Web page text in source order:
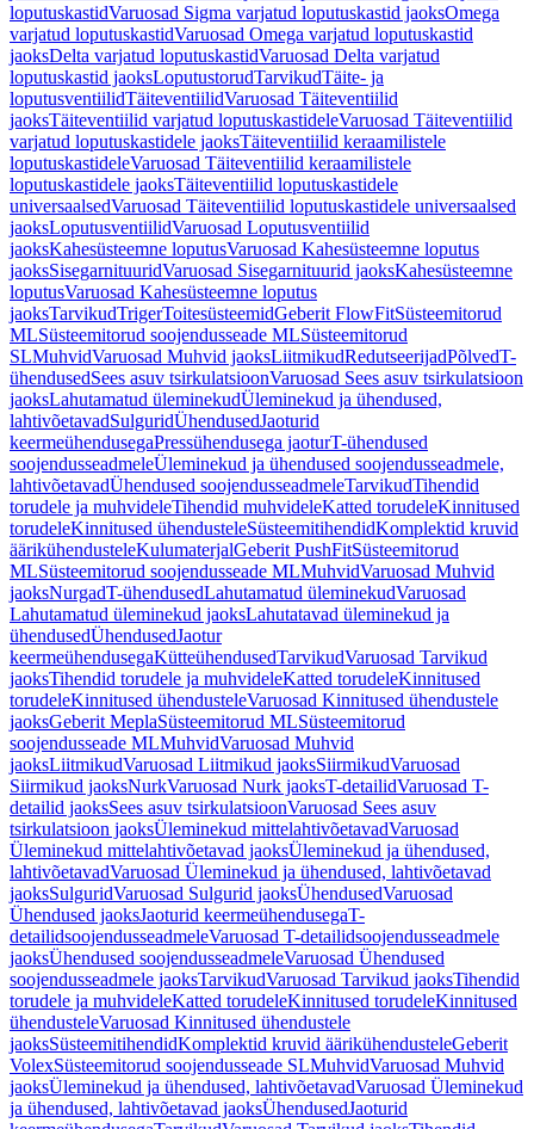
loputuskastidVaruosad Sigma varjatud loputuskastid jaoksOmega
varjatud loputuskastidVaruosad Omega varjatud loputuskastid
jaoksDelta varjatud loputuskastidVaruosad Delta varjatud
loputuskastid jaoksLoputustorudTarvikudTäite- ja
loputusventiilidTäiteventiilidVaruosad Täiteventiilid
jaoksTäiteventiilid varjatud loputuskastideleVaruosad Täiteventiilid
varjatud loputuskastidele jaoksTäiteventiilid keraamilistele
loputuskastideleVaruosad Täiteventiilid keraamilistele
loputuskastidele jaoksTäiteventiilid loputuskastidele
universaalsedVaruosad Täiteventiilid loputuskastidele universaalsed
jaoksLoputusventiilidVaruosad Loputusventiilid
jaoksKahesüsteemne loputusVaruosad Kahesüsteemne loputus
jaoksSisegarnituuridVaruosad Sisegarnituurid jaoksKahesüsteemne
loputusVaruosad Kahesüsteemne loputus
jaoksTarvikudTrigerToitesüsteemidGeberit FlowFitSüsteemitorud
MLSüsteemitorud soojendusseade MLSüsteemitorud
SLMuhvidVaruosad Muhvid jaoksLiitmikudRedutseerijadPõlvedT-
ühendusedSees asuv tsirkulatsioonVaruosad Sees asuv tsirkulatsioon
jaoksLahutamatud üleminekudÜleminekud ja ühendused,
lahtivõetavadSulguridÜhendusedJaoturid
keermeühendusegaPressühendusega jaoturT-ühendused
soojendusseadmeleÜleminekud ja ühendused soojendusseadmele,
lahtivõetavadÜhendused soojendusseadmeleTarvikudTihendid
torudele ja muhvideleTihendid muhvideleKatted torudeleKinnitused
torudeleKinnitused ühendusteleSüsteemitihendidKomplektid kruvid
äärikühendusteleKulumaterjalGeberit PushFitSüsteemitorud
MLSüsteemitorud soojendusseade MLMuhvidVaruosad Muhvid
jaoksNurgadT-ühendusedLahutamatud üleminekudVaruosad
Lahutamatud üleminekud jaoksLahutatavad üleminekud ja
ühendusedÜhendusedJaotur
keermeühendusegaKütteühendusedTarvikudVaruosad Tarvikud
jaoksTihendid torudele ja muhvideleKatted torudeleKinnitused
torudeleKinnitused ühendusteleVaruosad Kinnitused ühendustele
jaoksGeberit MeplaSüsteemitorud MLSüsteemitorud
soojendusseade MLMuhvidVaruosad Muhvid
jaoksLiitmikudVaruosad Liitmikud jaoksSiirmikudVaruosad
Siirmikud jaoksNurkVaruosad Nurk jaoksT-detailidVaruosad T-
detailid jaoksSees asuv tsirkulatsioonVaruosad Sees asuv
tsirkulatsioon jaoksÜleminekud mittelahtivõetavadVaruosad
Üleminekud mittelahtivõetavad jaoksÜleminekud ja ühendused,
lahtivõetavadVaruosad Üleminekud ja ühendused, lahtivõetavad
jaoksSulguridVaruosad Sulgurid jaoksÜhendusedVaruosad
Ühendused jaoksJaoturid keermeühendusegaT-
detailidsoojendusseadmeleVaruosad T-detailidsoojendusseadmele
jaoksÜhendused soojendusseadmeleVaruosad Ühendused
soojendusseadmele jaoksTarvikudVaruosad Tarvikud jaoksTihendid
torudele ja muhvideleKatted torudeleKinnitused torudeleKinnitused
ühendusteleVaruosad Kinnitused ühendustele
jaoksSüsteemitihendidKomplektid kruvid äärikühendusteleGeberit
VolexSüsteemitorud soojendusseade SLMuhvidVaruosad Muhvid
jaoksÜleminekud ja ühendused, lahtivõetavadVaruosad Üleminekud
ja ühendused, lahtivõetavad jaoksÜhendusedJaoturid